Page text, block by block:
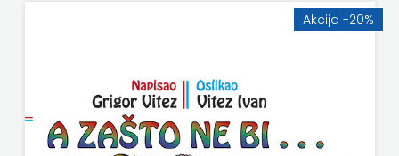
PULS
Akcija -20%